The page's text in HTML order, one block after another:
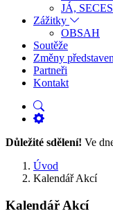
JÁ,
Zážitky
OBSAH
Soutěže
Změny
Partneři
Kontakt
Důležité sdělení! Ve
Úvod
Kalendář Akcí
Kalendář Akcí